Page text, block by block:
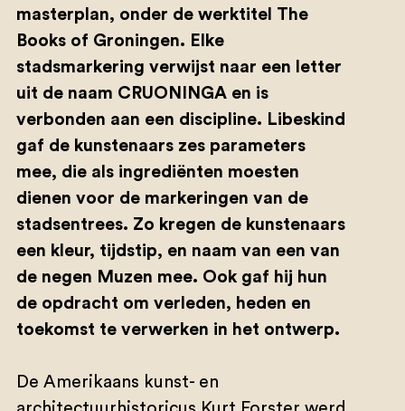
masterplan, onder de werktitel The
Books of Groningen. Elke
stadsmarkering verwijst naar een letter
uit de naam CRUONINGA en is
verbonden aan een discipline. Libeskind
gaf de kunstenaars zes parameters
mee, die als ingrediënten moesten
dienen voor de markeringen van de
stadsentrees. Zo kregen de kunstenaars
een kleur, tijdstip, en naam van een van
de negen Muzen mee. Ook gaf hij hun
de opdracht om verleden, heden en
toekomst te verwerken in het ontwerp.
De Amerikaans kunst- en